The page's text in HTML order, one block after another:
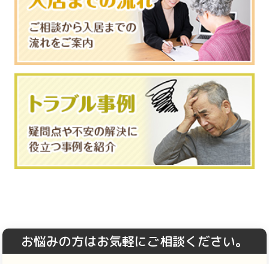
お悩みの方はお気軽にご相談ください。